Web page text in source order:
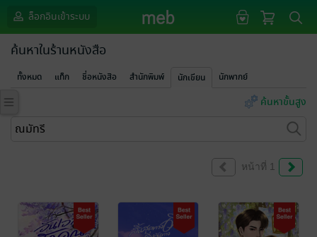
ล็อกอินเข้าระบบ
ค้นหาในร้านหนังสือ
ทั้งหมด แท็ก ชื่อหนังสือ สำนักพิมพ์ นักเขียน นักพากย์
ค้นหาขั้นสูง
หน้าที่ 1